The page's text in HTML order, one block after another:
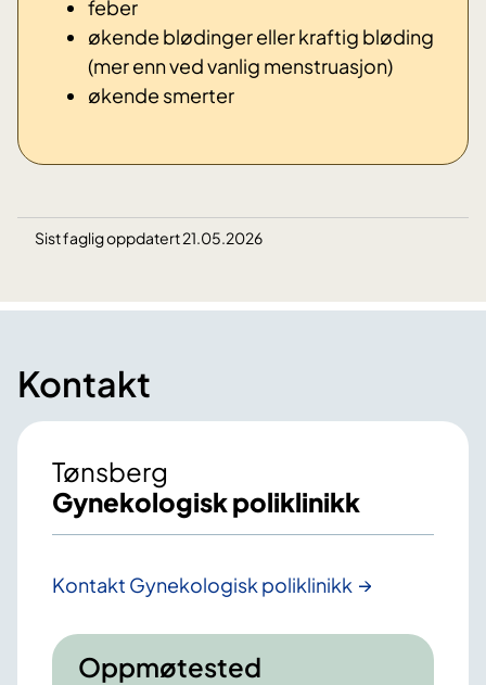
feber
økende blødinger eller kraftig bløding
(mer enn ved vanlig menstruasjon)
økende smerter
Sist faglig oppdatert 21.05.2026
Kontakt
Tønsberg
Gynekologisk poliklinikk
Kontakt Gynekologisk poliklinikk
Oppmøtested